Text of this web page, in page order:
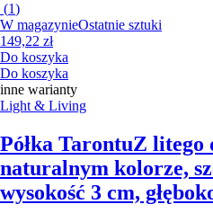
(1)
W magazynieOstatnie sztuki
149,22 zł
Do koszyka
Do koszyka
inne warianty
Light & Living
Półka TarontuZ litego
naturalnym kolorze,
wysokość 3 cm,